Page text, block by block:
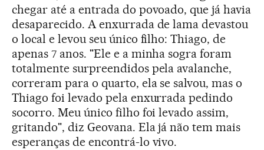
chegar até a entrada do povoado, que já havia
desaparecido. A enxurrada de lama devastou
o local e levou seu único filho: Thiago, de
apenas 7 anos. "Ele e a minha sogra foram
totalmente surpreendidos pela avalanche,
correram para o quarto, ela se salvou, mas o
Thiago foi levado pela enxurrada pedindo
socorro. Meu único filho foi levado assim,
gritando", diz Geovana. Ela já não tem mais
esperanças de encontrá-lo vivo.